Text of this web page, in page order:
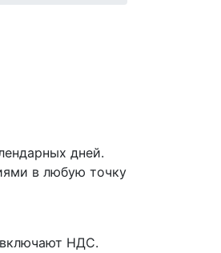
дней.
в любую точку
включают НДС.